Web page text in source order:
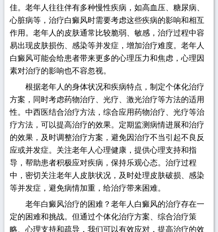
佳。老年人往往伴有多种慢性疾病，如高血压、糖尿病、
心脏病等，治疗白癜风时需要考虑这些疾病的影响和相互
作用。老年人的皮肤通常比较脆弱、敏感，治疗过程中容
易出现皮肤损伤、感染等并发症，增加治疗难度。老年人
白癜风可能会给患者带来更多的心理压力和焦虑，心理因
素对治疗的影响也不容忽视。
根据老年人的身体状况和疾病特点，制定个体化治疗
方案，同时考虑药物治疗、光疗、激光治疗等方法的适用
性。中西医结合治疗方法，综合应用药物治疗、光疗等治
疗方法，可以提高治疗的效果。定期监测病情进展和治疗
的效果，及时调整治疗方案，避免因治疗不当引起不良反
应或并发症。关注老年人心理健康，提供心理支持和指
导，帮助患者积极应对疾病，保持乐观心态。治疗过程
中，密切关注老年人皮肤状况，及时处理皮肤破损、感染
等并发症，避免病情加重，给治疗带来困难。
老年白癜风治疗的困难？老年人白癜风的治疗存在一
定的困难和挑战。但通过个体化治疗方案、综合治疗策
略、心理支持和疏导，我们可以有效应对，提高治疗的效